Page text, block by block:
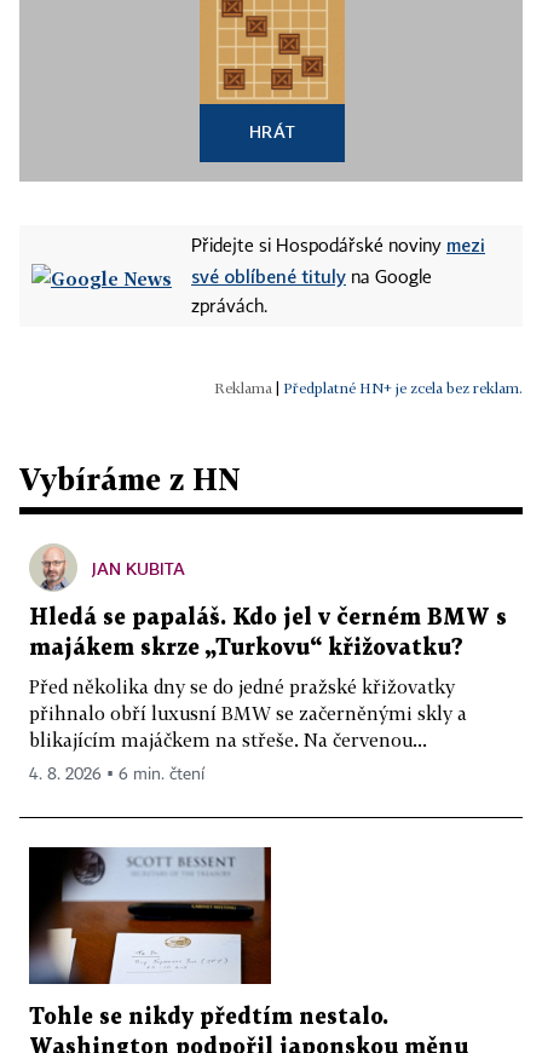
HRÁT
Přidejte si Hospodářské noviny mezi
své oblíbené tituly na Google
zprávách.
Předplatné HN+ je zcela bez reklam.
Vybíráme z HN
JAN KUBITA
Hledá se papaláš. Kdo jel v černém BMW s
majákem skrze „Turkovu“ křižovatku?
Před několika dny se do jedné pražské křižovatky
přihnalo obří luxusní BMW se začerněnými skly a
blikajícím majáčkem na střeše. Na červenou...
4. 8. 2026 ▪ 6 min. čtení
Tohle se nikdy předtím nestalo.
Washington podpořil japonskou měnu